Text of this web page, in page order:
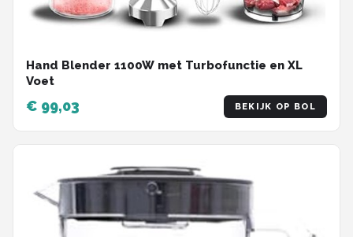
Hand Blender 1100W met Turbofunctie en XL
Voet
€ 99,03 BEKIJK OP BOL